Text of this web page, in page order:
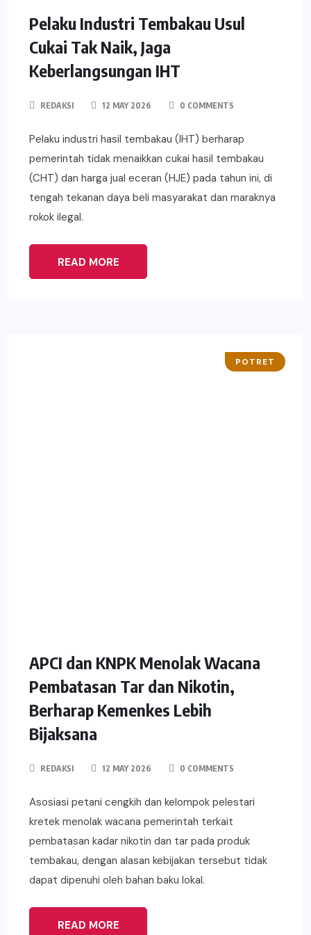
Pelaku Industri Tembakau Usul
Cukai Tak Naik, Jaga
Keberlangsungan IHT
REDAKSI 12 MAY 2026 0 COMMENTS
Pelaku industri hasil tembakau (IHT) berharap
pemerintah tidak menaikkan cukai hasil tembakau
(CHT) dan harga jual eceran (HJE) pada tahun ini, di
tengah tekanan daya beli masyarakat dan maraknya
rokok ilegal.
READ MORE
POTRET
APCI dan KNPK Menolak Wacana
Pembatasan Tar dan Nikotin,
Berharap Kemenkes Lebih
Bijaksana
REDAKSI 12 MAY 2026 0 COMMENTS
Asosiasi petani cengkih dan kelompok pelestari
kretek menolak wacana pemerintah terkait
pembatasan kadar nikotin dan tar pada produk
tembakau, dengan alasan kebijakan tersebut tidak
dapat dipenuhi oleh bahan baku lokal.
READ MORE